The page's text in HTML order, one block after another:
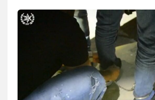
מעצרים וחקירות עורכי דין לענייני
אסירים
0505216700
אייל בן שושן, עורך דין פלילי
פלילי מעצרים וחקירות פשיעה חמורה
נוער רישום פלילי
0522763105